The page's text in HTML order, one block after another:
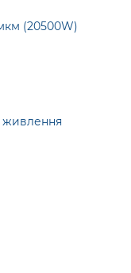
(20500W)
живлення